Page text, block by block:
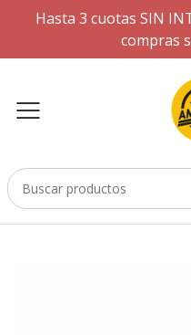
Hasta 3 cuotas SIN
compras